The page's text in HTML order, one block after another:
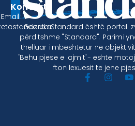
Gazeta Standard është portali
përditshme "Standard". Parimi
thelluar i mbeshtetur ne
"Behu pjese e lajmit"- eshte
fton lexuesit te jene
Kontakt
Email: